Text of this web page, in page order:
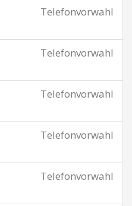
Telefonvorwahl
Telefonvorwahl
Telefonvorwahl
Telefonvorwahl
Telefonvorwahl